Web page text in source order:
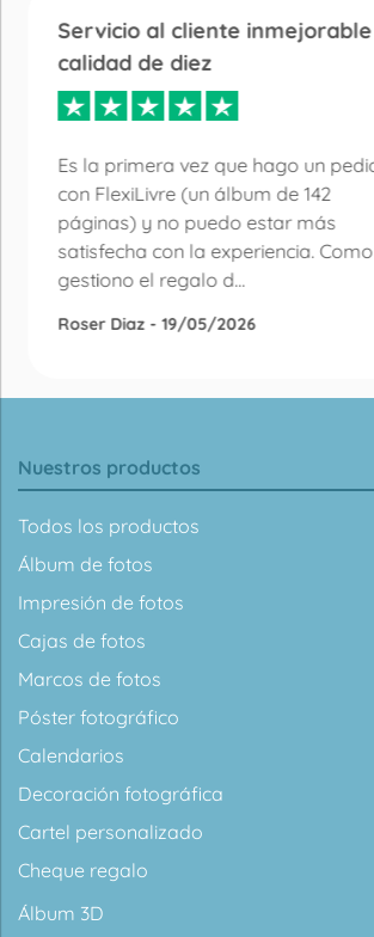
Servicio al cliente
calidad de diez
Es la primera vez que hago un
con FlexiLivre (un álbum de 142
páginas) y no puedo estar más
satisfecha con la experiencia. Como
gestiono el regalo d...
Roser Diaz - 19/05/2026
Nuestros productos
Todos los productos
Álbum de fotos
Impresión de fotos
Cajas de fotos
Marcos de fotos
Póster fotográfico
Calendarios
Decoración fotográfica
Cartel personalizado
Cheque regalo
Álbum 3D